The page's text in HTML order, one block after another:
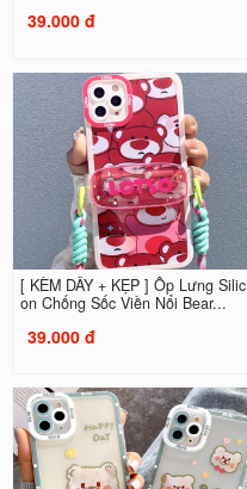
39.000 đ
[ KÈM DÂY + KẸP ] Ốp Lưng Silic
on Chống Sốc Viền Nổi Bear...
39.000 đ